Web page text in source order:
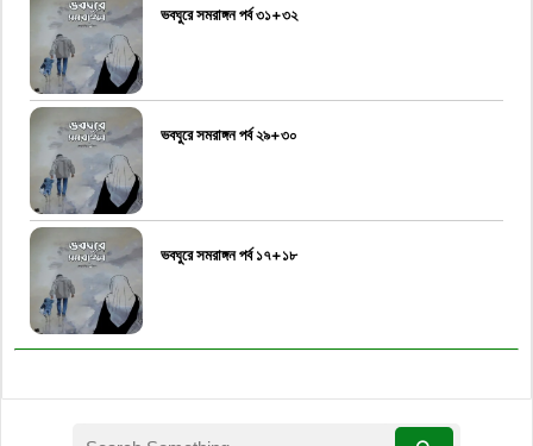
ভবঘুরে সমরাঙ্গন পর্ব ৩১+৩২
ভবঘুরে সমরাঙ্গন পর্ব ২৯+৩০
ভবঘুরে সমরাঙ্গন পর্ব ১৭+১৮